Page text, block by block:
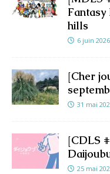
Fantasy
hills
6 juin 2026
[Cher
31 mai
[CDLS
25 mai